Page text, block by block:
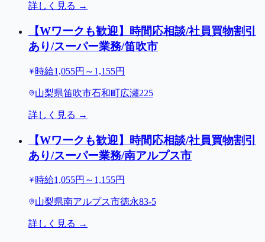
詳しく見る →
【Wワークも歓迎】時間応相談/社員買物割引
あり/スーパー業務/笛吹市
時給1,055円～1,155円
山梨県笛吹市石和町広瀬225
詳しく見る →
【Wワークも歓迎】時間応相談/社員買物割引
あり/スーパー業務/南アルプス市
時給1,055円～1,155円
山梨県南アルプス市徳永83-5
詳しく見る →